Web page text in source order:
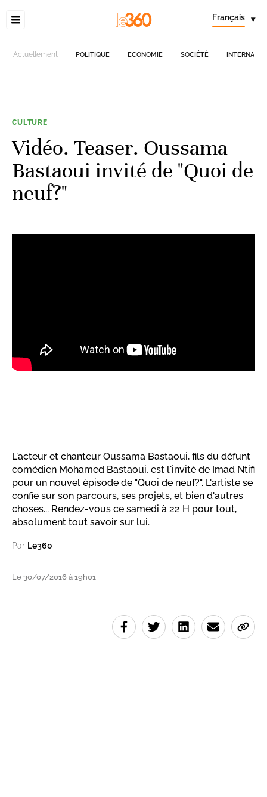
Français ▾
Actuellement POLITIQUE ECONOMIE SOCIÉTÉ
CULTURE
Vidéo. Teaser. Oussama
Bastaoui invité de "Quoi de
neuf?"
L'acteur et chanteur Oussama Bastaoui, fils du défunt
comédien Mohamed Bastaoui, est l'invité de Imad Ntifi
pour un nouvel épisode de "Quoi de neuf?". L'artiste se
confie sur son parcours, ses projets, et bien d'autres
choses... Rendez-vous ce samedi à 22 H pour tout,
absolument tout savoir sur lui.
Par Le360
Le 30/07/2016 à 19h01